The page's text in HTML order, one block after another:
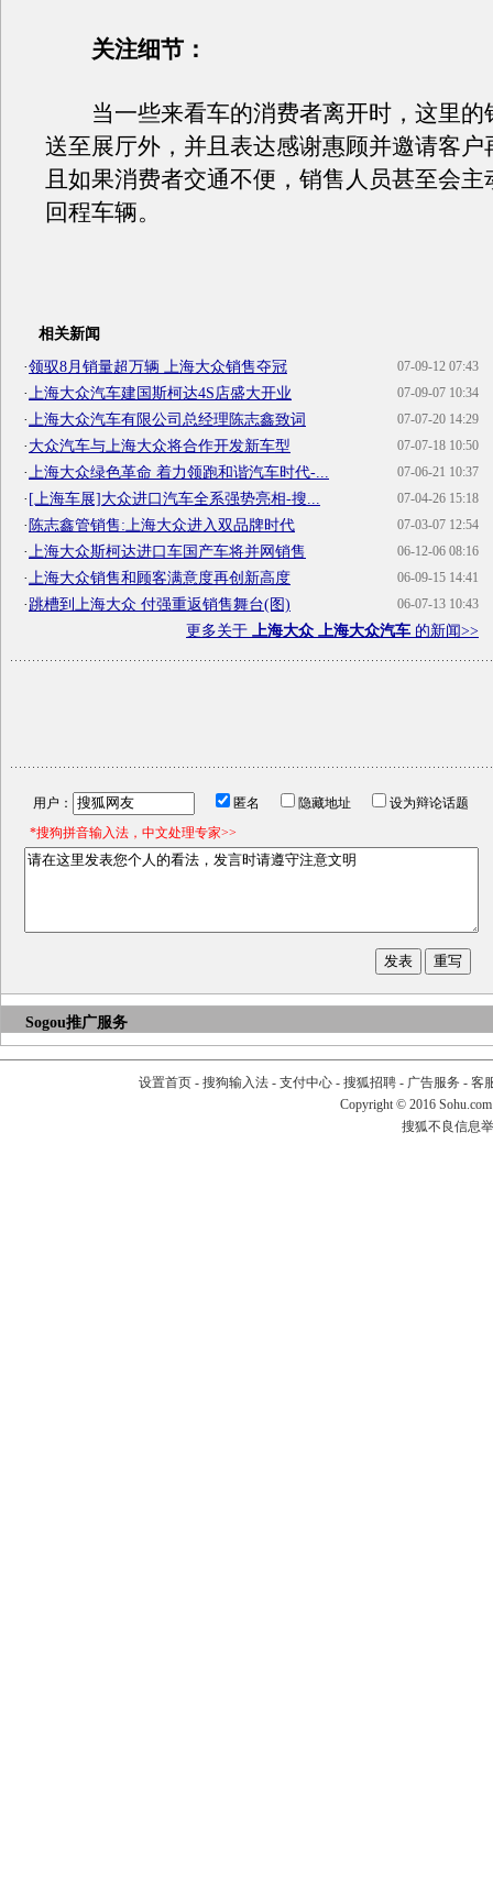
关注细节：
当一些来看车的消费者离开时，这里的
送至展厅外，并且表达感谢惠顾并邀请客户
且如果消费者交通不便，销售人员甚至会
回程车辆。
相关新闻
07-09-12 07:43
·领驭8月销量超万辆 上海大众销售夺冠
07-09-07 10:34
· 上海大众汽车建国斯柯达4S店盛大开业
07-07-20 14:29
· 上海大众汽车有限公司总经理陈志鑫致词
07-07-18 10:50
·大众汽车与上海大众将合作开发新车型
07-06-21 10:37
· 上海大众绿色革命 着力领跑和谐汽车时代-...
07-04-26 15:18
·[上海车展]大众进口汽车全系强势亮相-搜...
07-03-07 12:54
· 陈志鑫管销售:上海大众进入双品牌时代
06-12-06 08:16
· 上海大众斯柯达进口车国产车将并网销售
06-09-15 14:41
· 上海大众销售和顾客满意度再创新高度
06-07-13 10:43
·跳槽到上海大众 付强重返销售舞台(图)
更多关于
上海大众 上海大众汽车 的新闻>>
用户： 匿名 隐藏地址
设为辩论话题
*搜狗拼音输入法，中文处理专家>>
Sogou推广服务
设置首页- 搜狗输入法- 支付中心- 搜狐招聘- 广告服务 - 客
Copyright © 2016
搜狐不良信息